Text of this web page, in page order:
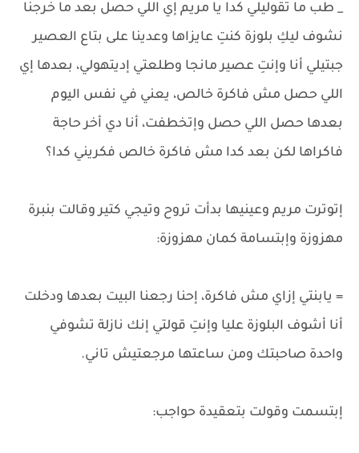
_ طب ما تقوليلي كدا يا مريم إي اللي حصل بعد ما خرجنا
نشوف ليكِ بلوزة كنتِ عايزاها وعدينا على بتاع العصير
جبتيلي أنا وإنتِ عصير مانجا وطلعتي إديتهولي، بعدها إي
اللي حصل مش فاكرة خالص، يعني في نفس اليوم
بعدها حصل اللي حصل وإتخطفت، أنا دي أخر حاجة
فاكراها لكن بعد كدا مش فاكرة خالص فكريني كدا؟
إتوترت مريم وعينيها بدأت تروح وتيجي كتير وقالت بنبرة
مهزوزة وإبتسامة كمان مهزوزة:
= يابنتي إزاي مش فاكرة، إحنا رجعنا البيت بعدها ودخلت
أنا أشوف البلوزة عليا وإنتِ قولتي إنك نازلة تشوفي
واحدة صاحبتك ومن ساعتها مرجعتيش تاني.
إبتسمت وقولت بتعقيدة حواجب: